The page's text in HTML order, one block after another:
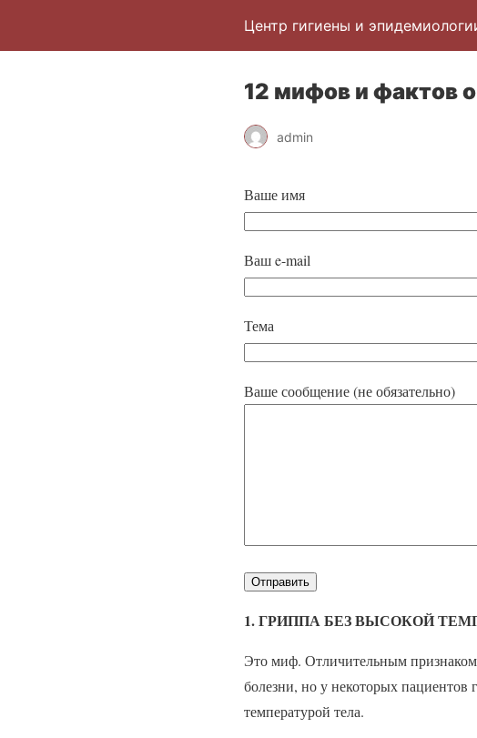
Центр гигиены и
12 мифов и фактов
admin
Ваше имя
Ваш e-mail
Тема
Ваше сообщение (не обязательно)
1. ГРИППА БЕЗ ВЫСОКОЙ
Это миф. Отличительным признаком
болезни, но у некоторых пациентов
температурой тела.